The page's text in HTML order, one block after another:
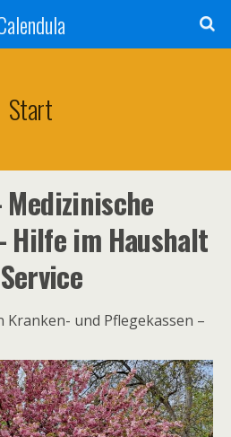
Start
Hilfe im Haushalt
Kranken- und Pflegekassen –